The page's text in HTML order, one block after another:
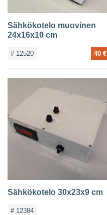
Sähkökotelo muovinen
24x16x10 cm
# 12520 40 €
Sähkökotelo 30x23x9 cm
# 12384